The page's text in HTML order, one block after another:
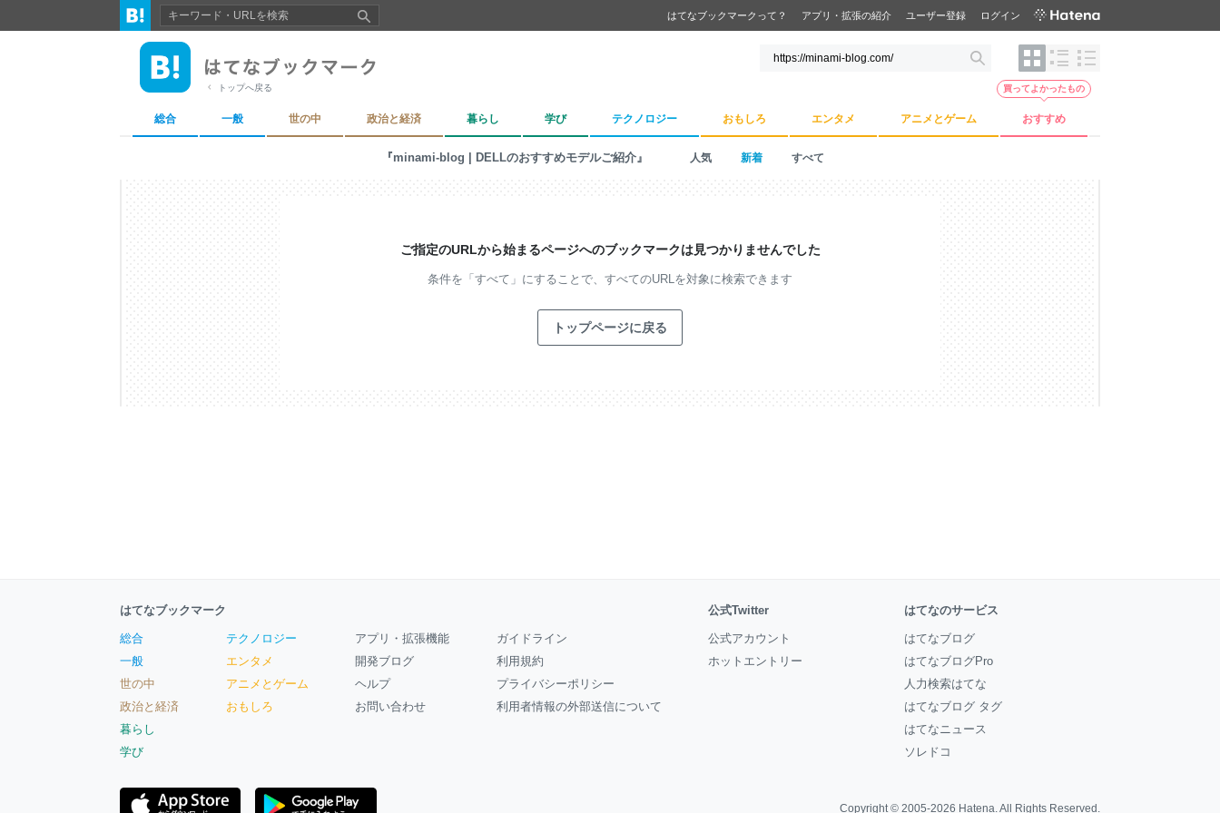
はてなブックマークって？ アプリ・拡張の紹介 ユーザー登録 ログイン
トップへ戻る
総合 一般 世の中 政治と経済 暮らし 学び テクノロジー おもしろ エンタメ アニメとゲーム おすすめ
買ってよかったもの
『minami-blog | DELLのおすすめモデルご紹介』 人気 新着 すべて
ご指定のURLから始まるページへのブックマークは見つかりませんでした
条件を「すべて」にすることで、 すべてのURLを対象に検索できます
トップページに戻る
はてなブックマーク
総合
一般
世の中
政治と経済
暮らし
学び
テクノロジー
エンタメ
アニメとゲーム
おもしろ
アプリ・拡張機能
開発ブログ
ヘルプ
お問い合わせ
ガイドライン
利用規約
プライバシーポリシー
利用者情報の外部送信について
公式Twitter
公式アカウント
ホットエントリー
はてなのサービス
はてなブログ
はてなブログPro
人力検索はてな
はてなブログ タグ
はてなニュース
ソレドコ
Copyright © 2005-2026 Hatena. All Rights Reserved.